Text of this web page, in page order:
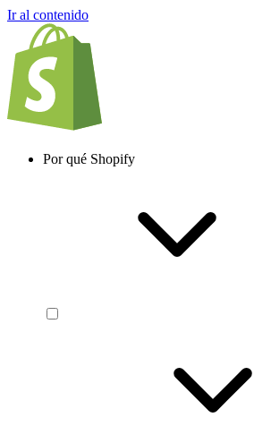
Ir al contenido
Por qué Shopify